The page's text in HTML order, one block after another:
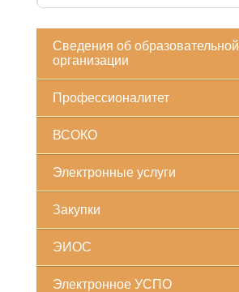
Сведения об образовательной
организации
Профессионалитет
ВСОКО
Электронные услуги
Закупки
ЭИОС
Электронное УСПО